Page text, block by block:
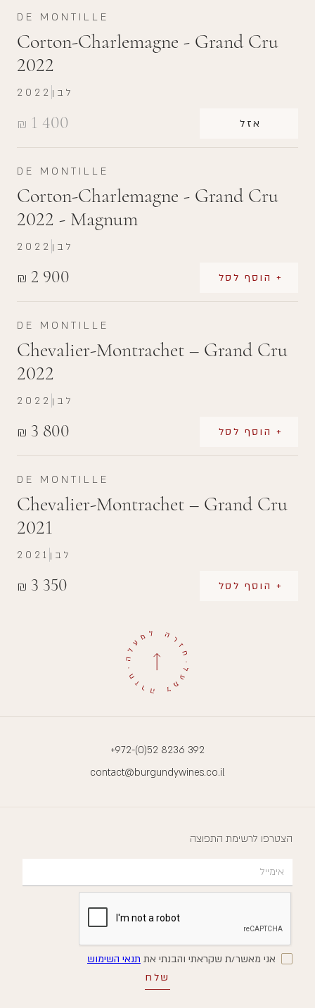
DE MONTILLE
Corton-Charlemagne - Grand Cru
2022
₪ 1 400 אזל
2022 לבן
DE MONTILLE
Corton-Charlemagne - Grand Cru
2022 - Magnum
₪ 2 900 + הוסף לסל
2022 לבן
DE MONTILLE
Chevalier-Montrachet – Grand Cru
2022
₪ 3 800 + הוסף לסל
2022 לבן
DE MONTILLE
Chevalier-Montrachet – Grand Cru
2021
₪ 3 350 + הוסף לסל
2021 לבן
+972-(0)52 8236 392
contact@burgundywines.co.il
הצטרפו לרשימת התפוצה
אני מאשר/ת שקראתי והבנתי את תנאי השימוש